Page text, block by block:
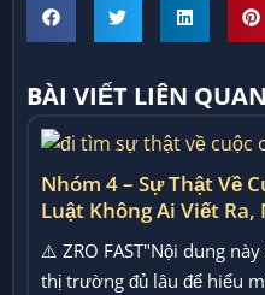
BÀI VIẾT LIÊN QUAN
Nhóm 4 – Sự Thật Về
Luật Không Ai Viết
⚠️ ZRO FAST"Nội dung
thị trường đủ lâu để hiểu